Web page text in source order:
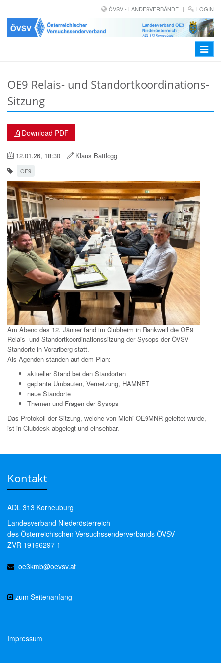
ÖVSV - LANDESVERBÄNDE LOGIN
Toggle
OE9 Relais- und Standortkoordinations-
Sitzung
Download PDF
12.01.26, 18:30 Klaus Battlogg
OE9
Am Abend des 12. Jänner fand im Clubheim in Rankweil die OE9
Relais- und Standortkoordinationssitzung der Sysops der ÖVSV-
Standorte in Vorarlberg statt.
Als Agenden standen auf dem Plan:
aktueller Stand bei den Standorten
geplante Umbauten, Vernetzung, HAMNET
neue Standorte
Themen und Fragen der Sysops
Das Protokoll der Sitzung, welche von Michi OE9MNR geleitet wurde,
ist in Clubdesk abgelegt und einsehbar.
Kontakt
ADL 313 Korneuburg
Landesverband Niederösterreich
des Österreichischen Versuchssenderverbands ÖVSV
ZVR 19166297 1
oe3kmb@oevsv.at
zum Seitenanfang
Impressum